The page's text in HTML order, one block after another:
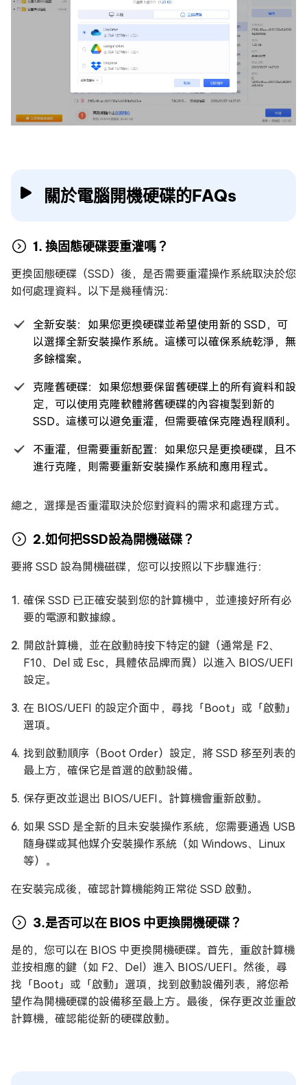
關於電腦開機硬碟的FAQs
1. 換固態硬碟要重灌嗎？
更換固態硬碟（SSD）後，是否需要重灌操作系統取決於您
如何處理資料。以下是幾種情況：
全新安裝：如果您更換硬碟並希望使用新的 SSD，可
以選擇全新安裝操作系統。這樣可以確保系統乾淨，無
多餘檔案。
克隆舊硬碟：如果您想要保留舊硬碟上的所有資料和設
定，可以使用克隆軟體將舊硬碟的內容複製到新的
SSD。這樣可以避免重灌，但需要確保克隆過程順利。
不重灌，但需要重新配置：如果您只是更換硬碟，且不
進行克隆，則需要重新安裝操作系統和應用程式。
總之，選擇是否重灌取決於您對資料的需求和處理方式。
2.如何把SSD設為開機磁碟？
要將 SSD 設為開機磁碟，您可以按照以下步驟進行：
確保 SSD 已正確安裝到您的計算機中，並連接好所有必
要的電源和數據線。
開啟計算機，並在啟動時按下特定的鍵（通常是 F2、
F10、Del 或 Esc，具體依品牌而異）以進入 BIOS/UEFI
設定。
在 BIOS/UEFI 的設定介面中，尋找「Boot」或「啟動」
選項。
找到啟動順序（Boot Order）設定，將 SSD 移至列表的
最上方，確保它是首選的啟動設備。
保存更改並退出 BIOS/UEFI。計算機會重新啟動。
如果 SSD 是全新的且未安裝操作系統，您需要通過 USB
隨身碟或其他媒介安裝操作系統（如 Windows、Linux
等）。
在安裝完成後，確認計算機能夠正常從 SSD 啟動。
3.是否可以在 BIOS 中更換開機硬碟？
是的，您可以在 BIOS 中更換開機硬碟。首先，重啟計算機
並按相應的鍵（如 F2、Del）進入 BIOS/UEFI。然後，尋
找「Boot」或「啟動」選項，找到啟動設備列表，將您希
望作為開機硬碟的設備移至最上方。最後，保存更改並重啟
計算機，確認能從新的硬碟啟動。